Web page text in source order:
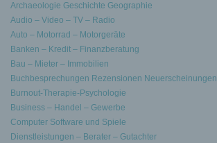
Archaeologie Geschichte Geographie
Audio – Video – TV – Radio
Auto – Motorrad – Motorgeräte
Banken – Kredit – Finanzberatung
Bau – Mieter – Immobilien
Buchbesprechungen Rezensionen Neuerscheinungen
Burnout-Therapie-Psychologie
Business – Handel – Gewerbe
Computer Software und Spiele
Dienstleistungen – Berater – Gutachter